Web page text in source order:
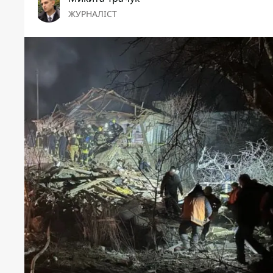
ЖУРНАЛІСТ